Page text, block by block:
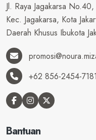
Jl. Raya Jagakarsa
Kec. Jagakarsa, Kota
Daerah Khusus Ibukota
+62 856-2454-7181
Bantuan